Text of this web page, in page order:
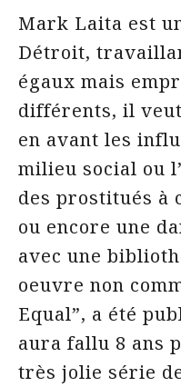
Mark Laita est
Détroit,
égaux mais
différents, il
en avant les
milieu social ou
des prostitués à
ou encore une
avec une
oeuvre non
Equal”, a été
aura fallu 8 ans
très jolie série